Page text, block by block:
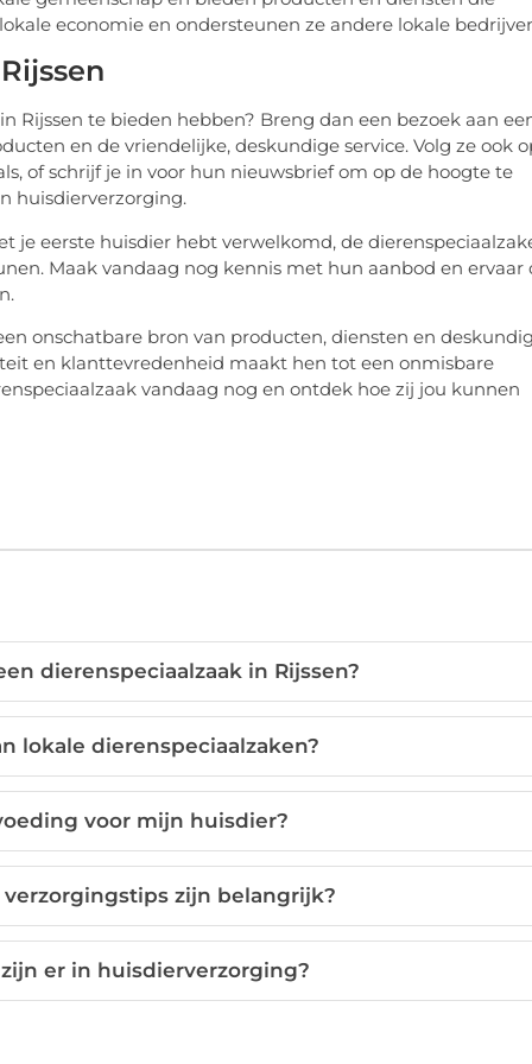
economie en ondersteunen ze andere lokale
Rijssen te bieden hebben? Breng dan een bezoek aan
en de vriendelijke, deskundige service. Volg ze ook
of schrijf je in voor hun nieuwsbrief om op de hoogte te
huisdierverzorging.
eerste huisdier hebt verwelkomd, de
Maak vandaag nog kennis met hun aanbod en ervaar
onschatbare bron van producten, diensten en deskundig
en klanttevredenheid maakt hen tot een onmisbare
vandaag nog en ontdek hoe zij jou kunnen
dierenspeciaalzaak in Rijssen?
lokale dierenspeciaalzaken?
voor mijn huisdier?
zijn belangrijk?
er in huisdierverzorging?